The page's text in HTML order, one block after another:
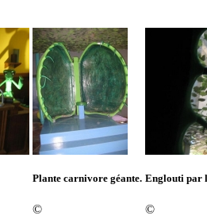
Plante carnivore géante.
©
Englouti par
©